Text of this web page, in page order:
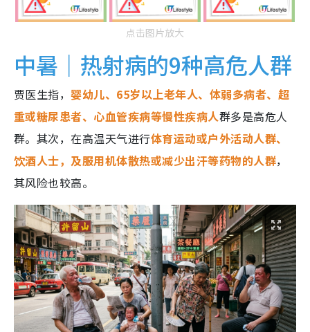
点击图片放大
中暑｜热射病的9种高危人群
贾医生指，婴幼儿、65岁以上老年人、体弱多病者、超
重或糖尿患者、心血管疾病等慢性疾病人群多是高危人
群。其次，在高温天气进行体育运动或户外活动人群、
饮酒人士，及服用机体散热或减少出汗等药物的人群，
其风险也较高。